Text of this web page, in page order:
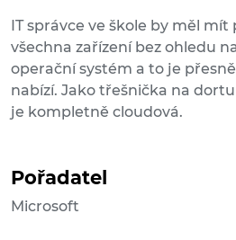
IT správce ve škole by měl
všechna zařízení bez ohledu
operační systém a to je
nabízí. Jako třešnička na
je kompletně cloudová.
Pořadatel
Microsoft